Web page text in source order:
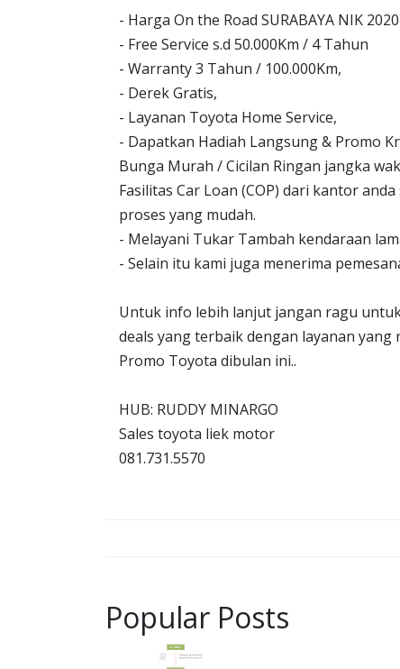
- Harga On the Road SURABAYA NIK 2020
- Free Service s.d 50.000Km / 4 Tahun
- Warranty 3 Tahun / 100.000Km,
- Derek Gratis,
- Layanan Toyota Home Service,
- Dapatkan Hadiah Langsung & Promo
Bunga Murah / Cicilan Ringan jangka
Fasilitas Car Loan (COP) dari kantor
proses yang mudah.
- Melayani Tukar Tambah kendaraan
- Selain itu kami juga menerima
Untuk info lebih lanjut jangan ragu
deals yang terbaik dengan layanan yang
Promo Toyota dibulan ini..
HUB: RUDDY MINARGO
Sales toyota liek motor
081.731.5570
Popular Posts